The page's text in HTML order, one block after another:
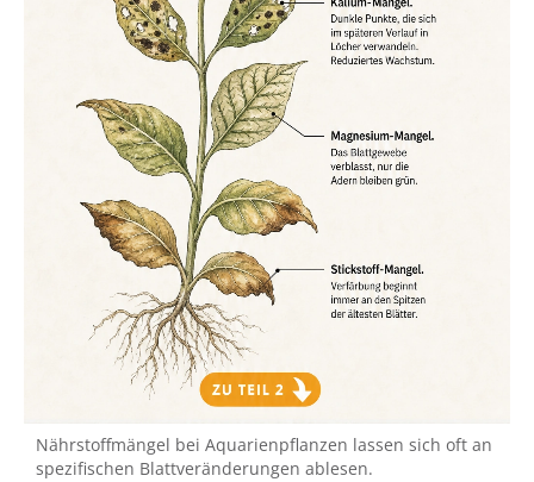
Nährstoffmängel bei Aquarienpflanzen lassen sich oft an
spezifischen Blattveränderungen ablesen.